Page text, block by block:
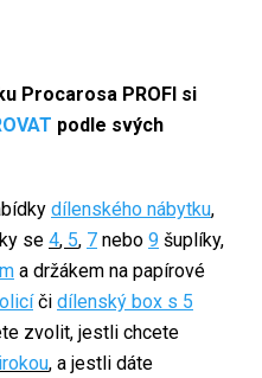
Procarosa PROFI si
podle svých
dílenského nábytku,
se 4, 5, 7 nebo 9 šuplíky,
a držákem na papírové
či dílenský box s 5
zvolit, jestli chcete
, a jestli dáte